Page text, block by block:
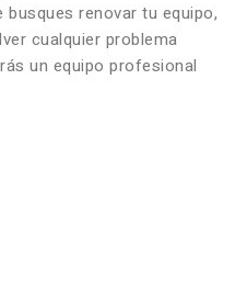
renovar tu equipo,
cualquier problema
un equipo profesional